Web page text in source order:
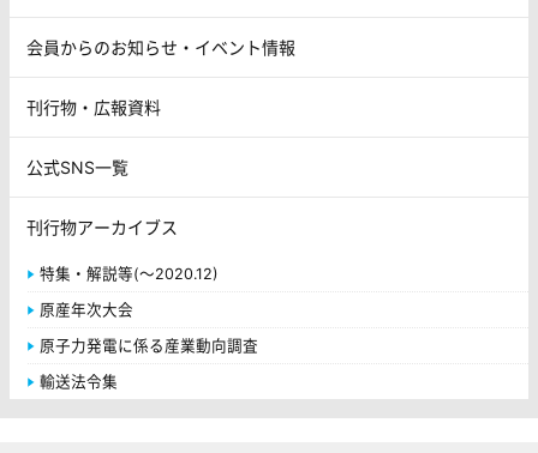
会員からのお知らせ・イベント情報
刊行物・広報資料
公式SNS一覧
刊行物アーカイブス
特集・解説等(～2020.12)
原産年次大会
原子力発電に係る産業動向調査
輸送法令集